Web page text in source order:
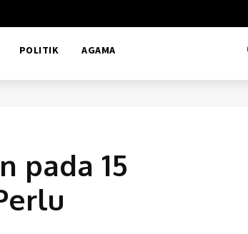
POLITIK AGAMA
pada 15